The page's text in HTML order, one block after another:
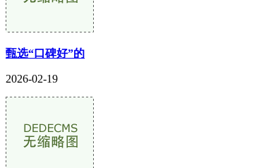
甄选“口碑好”的
2026-02-19